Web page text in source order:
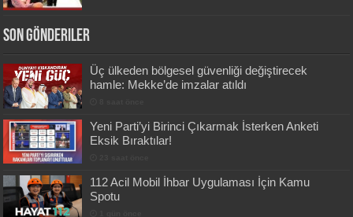
Son Gönderiler
Üç ülkeden bölgesel güvenliği değiştirecek
hamle: Mekke’de imzalar atıldı
Yeni Parti’yi Birinci Çıkarmak İsterken Anketi
Eksik Bıraktılar!
112 Acil Mobil İhbar Uygulaması İçin Kamu
Spotu